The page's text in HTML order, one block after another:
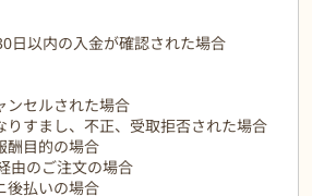
日以内の入金が確認された場合
ンセルされた場合
りすまし、不正、受取拒否された場合
酬目的の場合
由のご注文の場合
後払いの場合